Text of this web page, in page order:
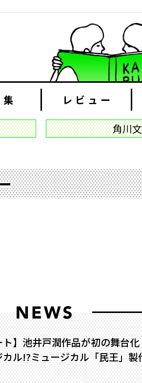
レビュー
角川
ト】池井戸潤作品が初の舞台
ル!?――ミュージカル「民王」